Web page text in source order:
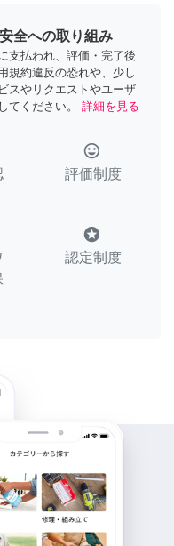
全への取り組み
支払われ、評価・完了後
規約違反の恐れや、少し
スやリクエストやユーザ
てください。
詳細を見る
tag_faces
評価制度
stars
認定制度